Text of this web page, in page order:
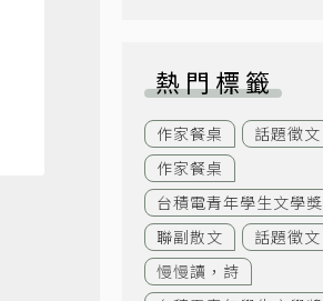
熱門標籤
作家餐桌
話題徵文
作家餐桌
台積電青年學生文學獎
聯副散文
話題徵文
慢慢讀，詩